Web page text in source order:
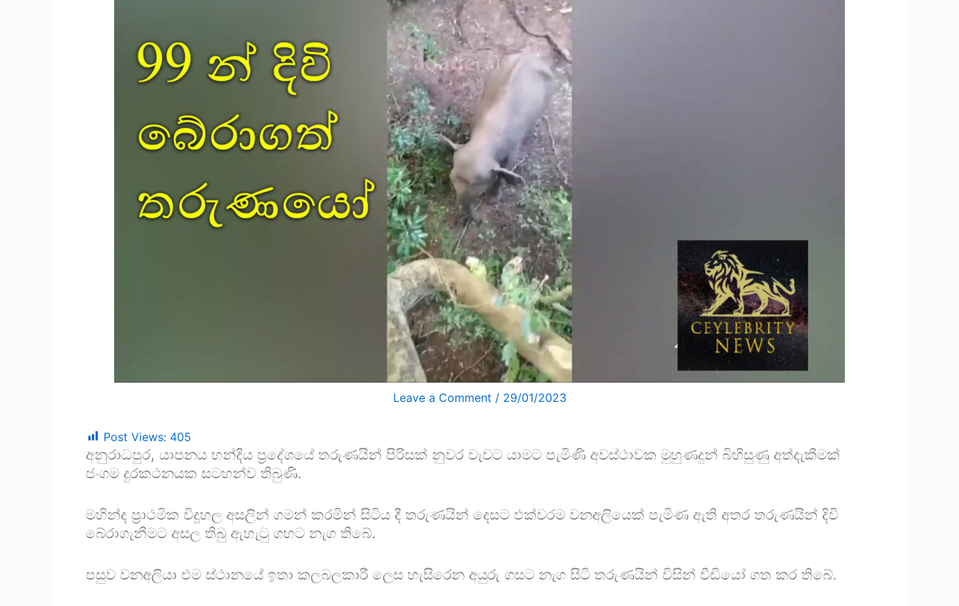
Leave a Comment / 29/01/2023
Post Views: 405
අනුරාධපුර, යාපනය හන්දිය ප්‍රදේශයේ තරුණයින් පිරිසක් නුවර වැවට යාමට පැමිණි අවස්ථාවක මුහුණදුන් බිහිසුණු අත්දැකීමක්
ජංගම දුරකථනයක සටහන්ව තිබුණි.
මහින්ද ප්‍රාථමික විදූහල අසලින් ගමන් කරමින් සිටිය දී තරුණයින් දෙසට එක්වරම වනඅලියෙක් පැමිණ ඇති අතර තරුණයින් දිවි
බේරාගැනීමට අසල තිබු ඇහැටු ගහට නැග තිබේ.
පසුව වනඅලියා එම ස්ථානයේ ඉතා කලබලකාරී ලෙස හැසිරෙන අයුරු ගසට නැග සිටි තරුණයින් විසින් වීඩියෝ ගත කර තිබේ.